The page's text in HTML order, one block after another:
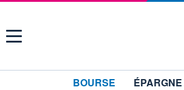
Menu
BOURSE ÉPARGNE